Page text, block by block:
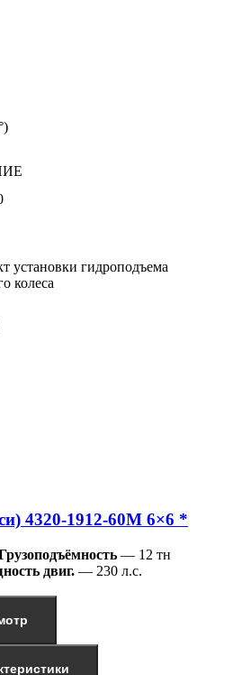
установки гидроподъема
колеса
4320-1912-60М 6×6 *
— 12 тн
двиг. — 230 л.с.